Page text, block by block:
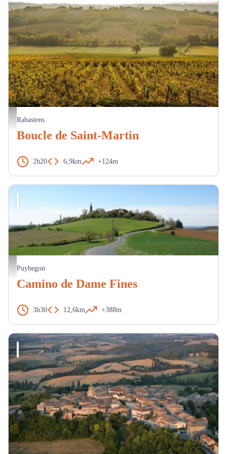
Paysage de vignes - Pascale Walter CDT tarn
Rabastens
Boucle de Saint-Martin
2h20 6,9km +124m
Le village - Mairie Puybegon
Puybegon
Camino de Dame Fines
3h30 12,6km +388m